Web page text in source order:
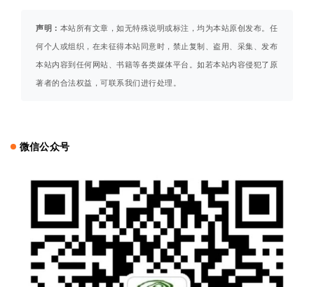
声明： 本站所有文章，如无特殊说明或标注，均为本站原创发布。任
何个人或组织，在未征得本站同意时，禁止复制、盗用、采集、发布
本站内容到任何网站、书籍等各类媒体平台。如若本站内容侵犯了原
著者的合法权益，可联系我们进行处理。
微信公众号